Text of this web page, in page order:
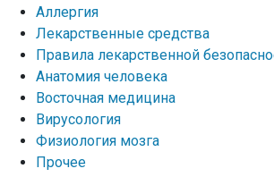
Аллергия
Лекарственные средства
Правила лекарственной
Aнатомия человека
Восточная медицина
Вирусология
Физиология мозга
Прочее